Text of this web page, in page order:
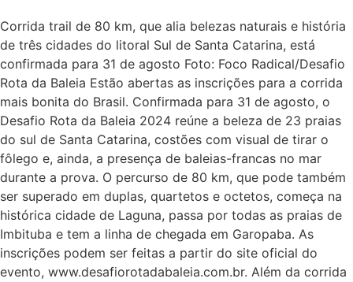
Corrida trail de 80 km, que alia belezas naturais e história
de três cidades do litoral Sul de Santa Catarina, está
confirmada para 31 de agosto Foto: Foco Radical/Desafio
Rota da Baleia Estão abertas as inscrições para a corrida
mais bonita do Brasil. Confirmada para 31 de agosto, o
Desafio Rota da Baleia 2024 reúne a beleza de 23 praias
do sul de Santa Catarina, costões com visual de tirar o
fôlego e, ainda, a presença de baleias-francas no mar
durante a prova. O percurso de 80 km, que pode também
ser superado em duplas, quartetos e octetos, começa na
histórica cidade de Laguna, passa por todas as praias de
Imbituba e tem a linha de chegada em Garopaba. As
inscrições podem ser feitas a partir do site oficial do
evento, www.desafiorotadabaleia.com.br. Além da corrida